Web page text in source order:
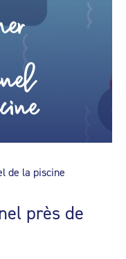
de la piscine
près de